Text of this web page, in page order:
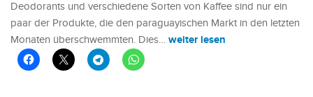
Deodorants und verschiedene Sorten von Kaffee sind nur ein
paar der Produkte, die den paraguayischen Markt in den letzten
Monaten überschwemmten. Dies… weiter lesen